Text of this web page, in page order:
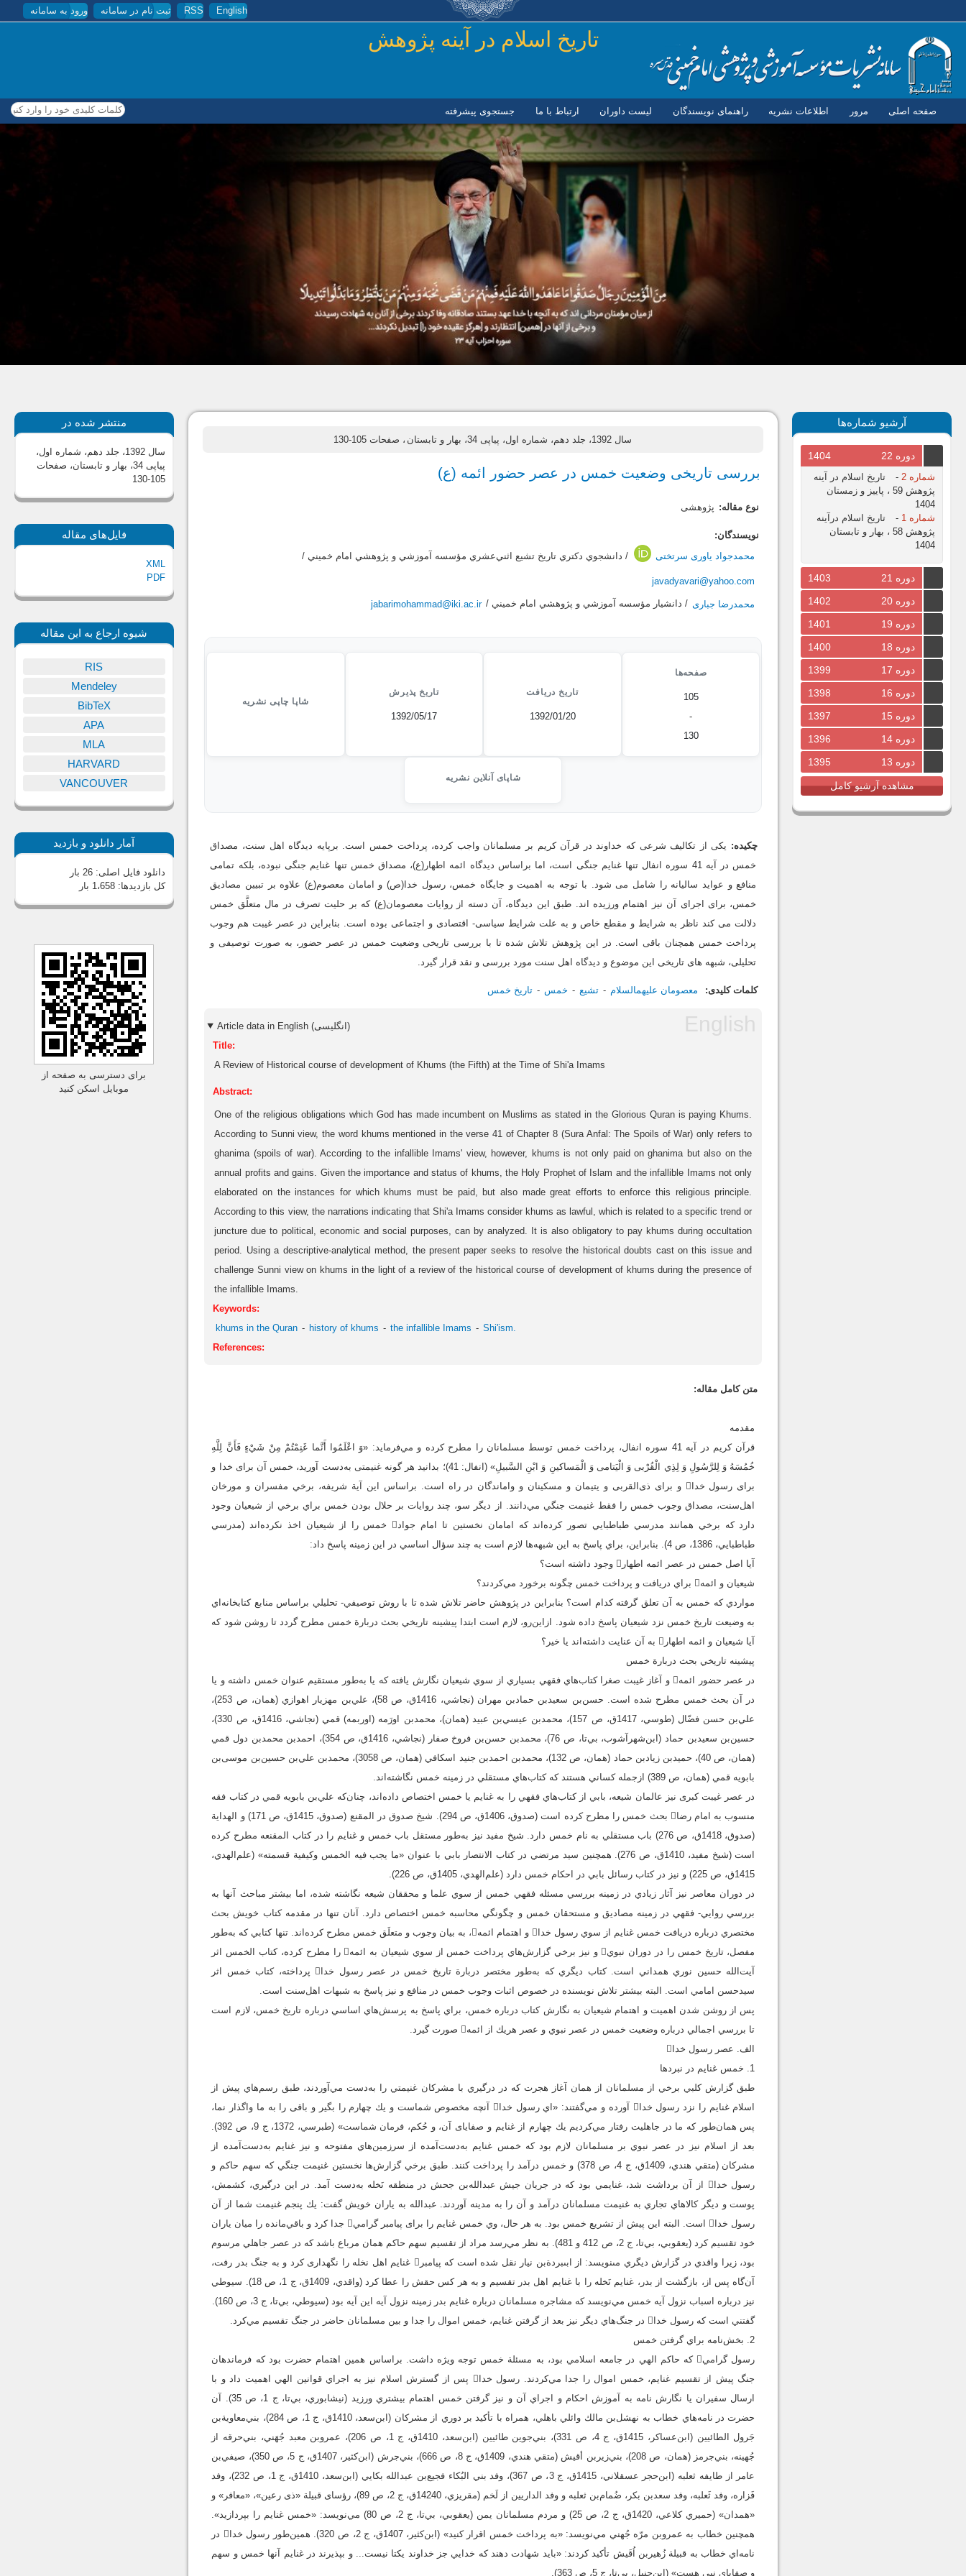
رفتن به محتوای اصلی English
RSS ثبت نام در سامانه ورود به سامانه
تاريخ اسلام در آينه پژوهش
صفحه اصلی مرور اطلاعات نشریه راهنمای نویسندگان لیست داوران ارتباط با ما جستجوی پیشرفته کلمات کلیدی خود را وارد کنید
آرشیو شماره‌ها
دوره 22 1404
شماره 2 -
تاریخ اسلام در آینه
پژوهش 59 ، پاییز و زمستان
1404
شماره 1
-
تاریخ اسلام درآینه
پژوهش 58 ، بهار و تابستان
1404
دوره 21
1403
دوره 20
1402
دوره 19
1401
دوره 18
1400
دوره 17
1399
دوره 16
1398
دوره 15
1397
دوره 14
1396
دوره 13
1395
مشاهده آرشیو کامل
سال 1392، جلد دهم، شماره اول، پیاپی 34، بهار و تابستان ، صفحات 105-130
بررسی تاریخی وضعیت خمس در عصر حضور ائمه (ع)
نوع مقاله: پژوهشی
نویسندگان:
محمدجواد یاوری سرتختی
/ دانشجوي دكتري تاريخ تشيع اثني‌عشري مؤسسه آموزشي و پژوهشي امام خميني /
javadyavari@yahoo.com
محمدرضا جباری / دانشيار مؤسسه آموزشي و پژوهشي امام خميني / jabarimohammad@iki.ac.ir
صفحه‌ها
105
-
130
تاریخ دریافت
1392/01/20
تاریخ پذیرش
1392/05/17
شاپا چاپی نشریه
شاپای آنلاین نشریه
چکیده: یکی از تکالیف شرعی که خداوند در قرآن کریم بر مسلمانان واجب کرده، پرداخت خمس است. برپایه دیدگاه اهل سنت، مصداق
خمس در آیه 41 سوره انفال تنها غنایم جنگی است، اما براساس دیدگاه ائمه اطهار(ع)، مصداق خمس تنها غنایم جنگی نبوده، بلکه تمامی
منافع و عواید سالیانه را شامل می شود. با توجه به اهمیت و جایگاه خمس، رسول خدا(ص) و امامان معصوم(ع) علاوه بر تبیین مصادیق
خمس، برای اجرای آن نیز اهتمام ورزیده اند. طبق این دیدگاه، آن دسته از روایات معصومان(ع) که بر حلیت تصرف در مال متعلَّق خمس
دلالت می کند ناظر به شرایط و مقطع خاص و به علت شرایط سیاسی- اقتصادی و اجتماعی بوده است. بنابراین در عصر غیبت هم وجوب
پرداخت خمس همچنان باقی است. در این پژوهش تلاش شده تا با بررسی تاریخی وضعیت خمس در عصر حضور، به صورت توصیفی و
تحلیلی، شبهه های تاریخی این موضوع و دیدگاه اهل سنت مورد بررسی و نقد قرار گیرد.
کلمات کلیدی: معصومان علیهم‏السلام تشیع خمس تاریخ خمس
Article data in English (انگلیسی)
Title:
A Review of Historical course of development of Khums (the Fifth) at the Time of Shi'a Imams
Abstract:
One of the religious obligations which God has made incumbent on Muslims as stated in the Glorious Quran is paying Khums.
According to Sunni view, the word khums mentioned in the verse 41 of Chapter 8 (Sura Anfal: The Spoils of War) only refers to
ghanima (spoils of war). According to the infallible Imams' view, however, khums is not only paid on ghanima but also on the
annual profits and gains. Given the importance and status of khums, the Holy Prophet of Islam and the infallible Imams not only
elaborated on the instances for which khums must be paid, but also made great efforts to enforce this religious principle.
According to this view, the narrations indicating that Shi'a Imams consider khums as lawful, which is related to a specific trend or
juncture due to political, economic and social purposes, can by analyzed. It is also obligatory to pay khums during occultation
period. Using a descriptive-analytical method, the present paper seeks to resolve the historical doubts cast on this issue and
challenge Sunni view on khums in the light of a review of the historical course of development of khums during the presence of
the infallible Imams.
Keywords:
khums in the Quran
history of khums the infallible Imams
Shi'ism.
References:
متن کامل مقاله:
مقدمه
قرآن كريم در آيه 41 سوره انفال، پرداخت خمس توسط مسلمانان را مطرح كرده و مي‌فرمايد: «وَ اعْلَمُوا أَنَّما غَنِمْتُمْ مِنْ شَيْ‏ءٍ فَأَنَّ لِلَّهِ
خُمُسَهُ وَ لِلرَّسُولِ وَ لِذِي الْقُرْبى‏ وَ الْيَتامى‏ وَ الْمَساكينِ وَ ابْنِ السَّبيلِ» (انفال: 41)؛ بدانيد هر گونه غنيمتى به‌دست آوريد، خمس آن براى خدا و
براى رسول خدا و براى ذى‌القربى و يتيمان و مسكينان و واماندگان در راه است. براساس اين آية شريفه، برخي مفسران و مورخان
اهل‌سنت، مصداق وجوب خمس را فقط غنيمت جنگي مي‌دانند. از ديگر سو،‌ چند روايات بر حلال بودن خمس براي برخي از شيعيان وجود
دارد كه برخي همانند مدرسي طباطبايي تصور كرده‌اند كه امامان نخستين تا امام جواد خمس را از شيعيان اخذ نكرده‌ا‌ند (مدرسي
طباطبايي، 1386، ص 4). بنابراين، براي پاسخ به اين شبهه‌ها لازم است به چند سؤال اساسي در اين زمينه پاسخ داد:
آيا اصل خمس در عصر ائمه اطهار وجود داشته است؟
شيعيان و ائمه براي دريافت و پرداخت خمس چگونه برخورد مي‌كردند؟
مواردي كه خمس به آن تعلق گرفته كدام است؟ بنابراين در پژوهش حاضر تلاش شده تا با روش توصيفي- تحليلي براساس منابع كتابخانه‌اي
به وضيعت تاريخ خمس نزد شيعيان پاسخ داده شود. ازاين‌رو، لازم است ابتدا پيشينه تاريخي بحث دربارة‌ خمس مطرح گردد تا روشن شود كه
آيا شيعيان و ائمه اطهار به آن عنايت داشته‌اند يا خير؟
پيشينه تاريخي بحث دربارة خمس
در عصر حضور ائمه و آغاز غيبت صغرا كتاب‌هاي فقهي بسياري از سوي شيعيان نگارش يافته كه يا به‌طور مستقيم عنوان خمس داشته و يا
در آن بحث خمس مطرح شده است. حسن‌‌بن سعيد‌بن حماد‌بن مهران (نجاشي، 1416ق، ص 58)، علي‌بن مهزيار اهوازي (همان، ص 253)،
علي‌بن حسن فضّال (طوسي، 1417ق، ص 157)، محمدبن عيسي‌بن عبيد (همان)، محمد‌بن اورَمه (اوربمه) قمي (نجاشي، 1416ق، ص 330)،
حسين‌بن سعيد‌بن حماد (ابن‌شهرآشوب، بي‌تا، ص 76)‌، محمد‌بن حسن‌بن فروخ صفار (نجاشي، 1416ق، ص 354)، احمد‌بن محمد‌بن دول قمي
(همان، ص 40)، حميد‌بن زياد‌بن حماد (همان، ص 132)، محمد‌بن احمد‌بن جنيد اسكافي (همان، ص 3058)، محمد‌بن علي‌بن حسين‌بن موسى‌بن
بابويه قمي (همان، ص 389) ازجمله كساني هستند كه كتاب‌هاي مستقلي در زمينه خمس نگاشته‌اند.
در عصر غيبت كبری نيز عالمان شيعه، بابي از كتاب‌هاي فقهي را به غنايم يا خمس اختصاص داده‌اند، چنان‌كه علي‌بن بابويه قمي در كتاب فقه
منسوب به امام رضا بحث خمس را مطرح كرده است (صدوق، 1406ق، ص 294). شيخ صدوق در المقنع (صدوق، 1415ق، ص 171) و الهداية
(صدوق، 1418ق، ص 276) باب مستقلي به نام خمس دارد. شيخ مفيد نيز به‌طور مستقل باب خمس و غنايم را در كتاب المقنعه مطرح كرده
است (شيخ مفيد، 1410ق، ص 276). همچنين سيد مرتضي در كتاب الانتصار بابي با عنوان «ما يجب فيه الخمس وكيفية قسمته» (علم‌الهدي،
1415ق، ص 225) و نيز در كتاب رسائل بابي در احكام خمس دارد (علم‌الهدي، 1405ق، ص 226).
در دوران معاصر نيز آثار زيادي در زمينه بررسي مسئله فقهي خمس از سوي علما و محققان شيعه نگاشته شده، اما بيشتر مباحث آنها به
بررسي روايي- فقهي در زمينه مصاديق و مستحقان خمس و چگونگي محاسبه خمس اختصاص دارد. آنان تنها در مقدمه كتاب خويش بحث
مختصري درباره دريافت خمس غنايم از سوي رسول خدا و اهتمام ائمه، به بيان وجوب و متعلَق خمس مطرح كرده‌اند. تنها كتابي كه به‌طور
مفصل، تاريخ خمس را در دوران نبوي و نيز برخي گزارش‌هاي پرداخت خمس از سوي شيعيان به ائمه را مطرح كرده، كتاب الخمس اثر
آيت‌الله حسين نوري همداني است. كتاب ديگري كه به‌طور مختصر دربارة تاريخ خمس در عصر رسول خدا پرداخته، كتاب خمس اثر
سيدحسن امامي است. البته بيشتر تلاش نويسنده در خصوص اثبات وجوب خمس در منافع و نيز پاسخ به شبهات اهل‌‌سنت است.
پس از روشن شدن اهميت و اهتمام شيعيان به نگارش كتاب درباره خمس، براي پاسخ به پرسش‌هاي اساسي درباره تاريخ خمس، لازم است
تا بررسي اجمالي درباره وضعيت خمس در عصر نبوي و عصر هريك از ائمه صورت گيرد.
الف. عصر رسول خدا
1. خمس غنايم در نبردها
طبق گزارش كلبي برخي از مسلمانان از همان آغاز هجرت كه در درگيري با مشركان غنيمتي را به‌دست مي‌آوردند، طبق رسم‌هاي پيش از
اسلام غنايم را نزد رسول خدا آورده و مي‌گفتند: «اي رسول خدا آنچه مخصوص شماست و يك چهارم را بگير و باقى را به ما واگذار نما،
پس همان‌طور كه ما در جاهليت رفتار مي‌كرديم يك چهارم از غنايم و صفاياى آن، و حُكم، فرمان شماست» (طبرسي، 1372، ج 9، ص 392).
بعد از اسلام نيز در عصر نبوي بر مسلمانان لازم بود كه خمس غنايم به‌دست‌آمده از سرزمين‌هاي مفتوحه و نيز غنايم به‌دست‌آمده از
مشركان (متقي هندي، 1409ق، ج 4، ص 378) و خمس درآمد را پرداخت كنند. طبق برخي گزارش‌ها نخستين غنيمت جنگي كه سهم حاكم و
رسول خدا از آن برداشت شد، غنايمي بود كه در جريان جيش عبدالله‌‌بن جحش در منطقه نَخله به‌دست آمد. در اين درگيري، كشمش،
پوست و ديگر كالاهاي تجاري به غنيمت مسلمانان درآمد و آن را به مدينه آوردند. عبدالله به ياران خويش گفت: يك پنجم غنيمت شما از آن
رسول خدا است. البته اين پيش از تشريع خمس بود. به هر حال، وي خمس غنايم را براى پيامبر گرامي جدا كرد و باقي‌مانده را ميان ياران
خود تقسيم كرد (يعقوبي، بي‌تا، ج 2، ص 412 و 481). به نظر مي‌رسد مراد از تقسيم سهم حاكم همان مرباع باشد كه در عصر جاهلي مرسوم
بود، زيرا واقدي در گزارش ديگري مى‏نويسد: از ابى‏بردة‌بن ‏نيار نقل شده است كه پيامبر غنايم اهل نخله را نگهدارى كرد و به جنگ بدر رفت،
آن‌گاه پس از، بازگشت از بدر، غنايم نَخله را با غنايم اهل بدر تقسيم و به هر كس حقش را عطا كرد (واقدي، 1409ق، ج 1، ص 18). سيوطي
نيز درباره اسباب نزول آيه خمس مي‌نويسد كه مشاجره مسلمانان درباره غنايم بدر زمينه نزول آيه اين آيه بود (سيوطي، بي‌تا، ج 3، ص 160).
گفتني است كه رسول خدا در جنگ‌هاي ديگر نيز بعد از گرفتن غنايم، خمس اموال را جدا و بين مسلمانان حاضر در جنگ تقسيم مي‌‌كرد.
2. بخش‌نامه براي گرفتن خمس
رسول گرامي كه حاكم الهي در جامعه اسلامي بود، به مسئلة خمس توجه ويژه داشت. براساس همين اهتمام حضرت بود كه فرماندهان
جنگ پيش از تقسيم غنايم، خمس اموال را جدا مي‌كردند. رسول خدا پس از گسترش اسلام نيز به اجراي قوانين الهي اهميت داد و با
ارسال سفيران يا نگارش نامه به آموزش احكام و اجراي آن و نيز گرفتن خمس اهتمام بيشتري ورزيد (نيشابوري، بي‌تا، ج 1، ص 35). آن
حضرت در نامه‌هاي خطاب به نهشل‌بن مالك وائلي باهلي، همراه با تأكيد بر دوري از مشركان (ابن‌سعد، 1410ق، ج 1، ص 284)، بني‌معاوية‌بن
جَرول الطائيين (ابن‌عساكر،‏ 1415ق، ج 4، ص 331)، بني‌جوين طائيين (ابن‌سعد، 1410ق، ج 1، ص 206)، عمروبن معبد جُهَني، بني‌حرقه از
جُهينه، بني‌جرمز (همان، ص 208)، بني‌زيربن أقيش (متقي هندي، 1409ق، ج 8، ص 666)، بني‌جرش (ابن‌كثير، 1407ق، ج 5، ص 350)، صيفي‌بن
عامر از طايفه ثعلبه (ابن‌حجر عسقلاني، 1415ق، ج 3، ص 367)، وفد بني البُكاء فجيع‌بن عبدالله بكايي (ابن‌سعد، 1410ق، ج 1، ص 232)، وفد
فَزاره، وفد ثَعلبه، وفد سعدبن بكر، ضُمام‌بن ثعلبه و وفد الداريين از لَخم (مقريزي، 14240ق، ج 2، ص 89)،‏ رؤساى قبيلة «ذى رعين»، «معافر» و
«همدان» (حميري كلاعي، 1420ق، ج 2، ص 25) و مردم مسلمانان يمن (يعقوبي، بي‌تا، ج 2، ص 80) مي‌نويسد: «خمس غنايم را بپردازيد».
همچنين خطاب به عمروبن مرّه جُهني مي‌نويسد: «به پرداخت خمس اقرار كنيد» (ابن‌كثير، 1407ق، ج 2، ص 320). همين‌طور رسول خدا در
نامه‌اي خطاب به قبيلة زُهيربن اُقَيش تأكيد كردند: «بايد شهادت دهند كه خدايي جز خداوند يكتا نيست... و بپذيرند در غنايم آنها خمس و سهم
و صفاياي نبي هست» (ابن‌حنبل، بي‌تا، ج 5، ص 363).
منتشر شده در
سال 1392، جلد دهم، شماره اول،
پیاپی 34، بهار و تابستان
، صفحات
105-130
فایل‌های مقاله
XML
PDF
شیوه ارجاع به این مقاله
RIS
Mendeley
BibTeX
APA
MLA
HARVARD
VANCOUVER
آمار دانلود و بازدید
دانلود فایل اصلی:26 بار
کل بازدیدها:1،658 بار
برای دسترسی به صفحه از
موبایل اسکن کنید